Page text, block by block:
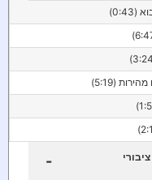
(5:19)
-